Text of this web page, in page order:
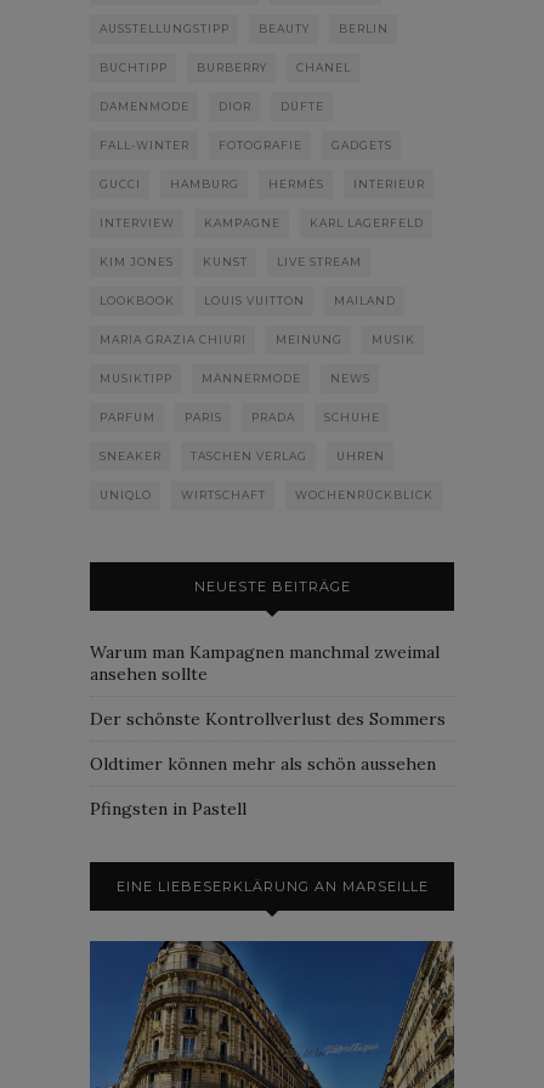
AUSSTELLUNGSTIPP BEAUTY BERLIN
BUCHTIPP BURBERRY CHANEL
DAMENMODE DIOR DÜFTE
FALL-WINTER FOTOGRAFIE GADGETS
GUCCI HAMBURG HERMÈS INTERIEUR
INTERVIEW KAMPAGNE KARL LAGERFELD
KIM JONES KUNST LIVE STREAM
LOOKBOOK LOUIS VUITTON MAILAND
MARIA GRAZIA CHIURI MEINUNG MUSIK
MUSIKTIPP MÄNNERMODE NEWS
PARFUM PARIS PRADA SCHUHE
SNEAKER TASCHEN VERLAG UHREN
UNIQLO WIRTSCHAFT WOCHENRÜCKBLICK
NEUESTE BEITRÄGE
Warum man Kampagnen manchmal zweimal
ansehen sollte
Der schönste Kontrollverlust des Sommers
Oldtimer können mehr als schön aussehen
Pfingsten in Pastell
EINE LIEBESERKLÄRUNG AN MARSEILLE